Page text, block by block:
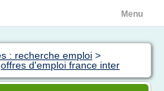
Menu
: recherche emploi >
offres d'emploi france inter